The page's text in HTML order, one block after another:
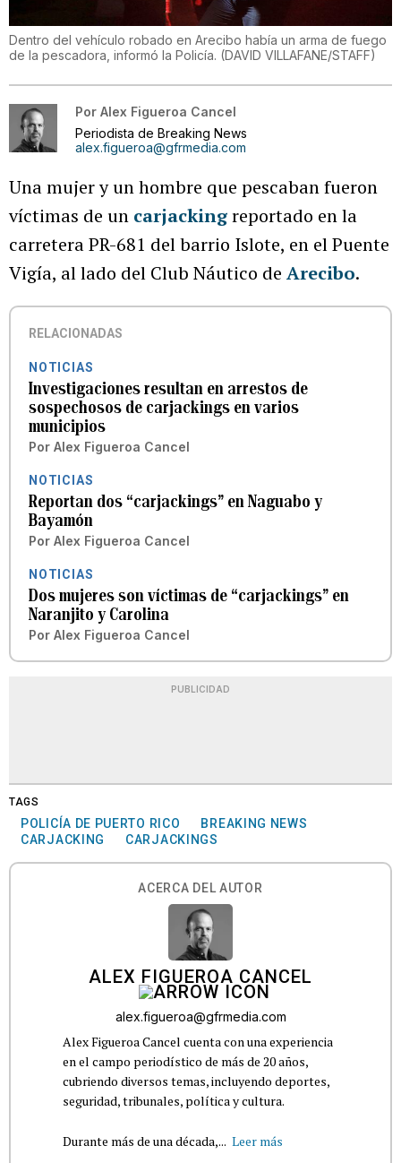
Dentro del vehículo robado en Arecibo había un arma de fuego
de la pescadora, informó la Policía. (DAVID VILLAFANE/STAFF)
Por Alex Figueroa Cancel
Periodista de Breaking News
alex.figueroa@gfrmedia.com
Una mujer y un hombre que pescaban fueron
víctimas de un carjackingreportado en la
carretera PR-681 del barrio Islote, en el Puente
Vigía, al lado del Club Náutico de Arecibo.
RELACIONADAS
NOTICIAS
Investigaciones resultan en arrestos de
sospechosos de carjackings en varios
municipios
Por Alex Figueroa Cancel
NOTICIAS
Reportan dos “carjackings” en Naguabo y
Bayamón
Por Alex Figueroa Cancel
NOTICIAS
Dos mujeres son víctimas de “carjackings” en
Naranjito y Carolina
Por Alex Figueroa Cancel
PUBLICIDAD
TAGS
POLICÍA DE PUERTO RICO
BREAKING NEWS
CARJACKING
CARJACKINGS
ACERCA DEL AUTOR
ALEX FIGUEROA CANCEL
alex.figueroa@gfrmedia.com
Alex Figueroa Cancel cuenta con una experiencia
en el campo periodístico de más de 20 años,
cubriendo diversos temas, incluyendo deportes,
seguridad, tribunales, política y cultura.
Durante más de una década,... Leer más